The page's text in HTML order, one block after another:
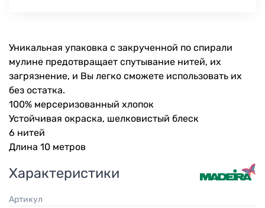
Уникальная упаковка с закрученной по спирали
мулине предотвращает спутывание нитей, их
загрязнение, и Вы легко сможете использовать их
без остатка.
100% мерсеризованный хлопок
Устойчивая окраска, шелковистый блеск
6 нитей
Длина 10 метров
Характеристики
Артикул